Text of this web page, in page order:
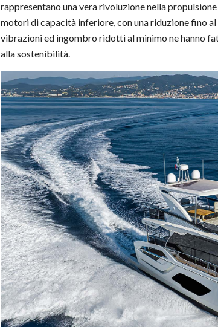
rappresentano una vera rivoluzione nella
motori di capacità inferiore, con una riduzione fino
vibrazioni ed ingombro ridotti al minimo ne hanno
alla sostenibilità.